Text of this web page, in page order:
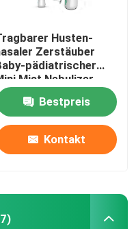
Husten-
Zerstäuber
pädiatrischer
Mist Nebulizer
Inhalators
Bestpreis
Kontakt